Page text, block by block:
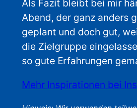
Als Fazit bleibt bei mir
Abend, der ganz anders
geplant und doch gut,
die Zielgruppe
so gute Erfahrungen
Mehr Inspirationen bei